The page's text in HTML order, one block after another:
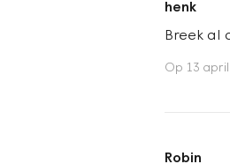
henk
Breek al
Op 13 april
Robin